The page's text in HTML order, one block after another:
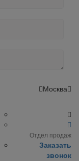
Москва
Отдел продаж
Заказать
звонок